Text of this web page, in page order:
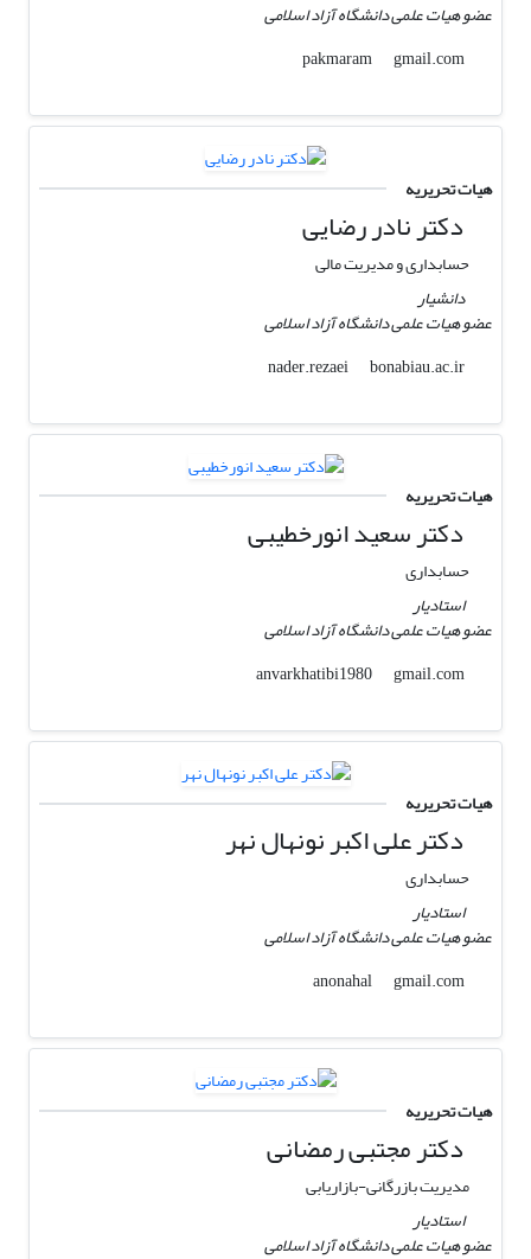
عضو هیات علمی دانشگاه آزاد اسلامی
pakmaram
gmail.com
هیات تحریریه
دکتر نادر رضایی
حسابداری و مدیریت مالی
دانشیار
عضو هیات علمی دانشگاه آزاد اسلامی
nader.rezaei
bonabiau.ac.ir
هیات تحریریه
دکتر سعید انورخطیبی
حسابداری
استادیار
عضو هیات علمی دانشگاه آزاد اسلامی
anvarkhatibi1980
gmail.com
هیات تحریریه
دکتر علی اکبر نونهال نهر
حسابداری
استادیار
عضو هیات علمی دانشگاه آزاد اسلامی
anonahal
gmail.com
هیات تحریریه
دکتر مجتبی رمضانی
مدیریت بازرگانی-بازاریابی
استادیار
عضو هیات علمی دانشگاه آزاد اسلامی